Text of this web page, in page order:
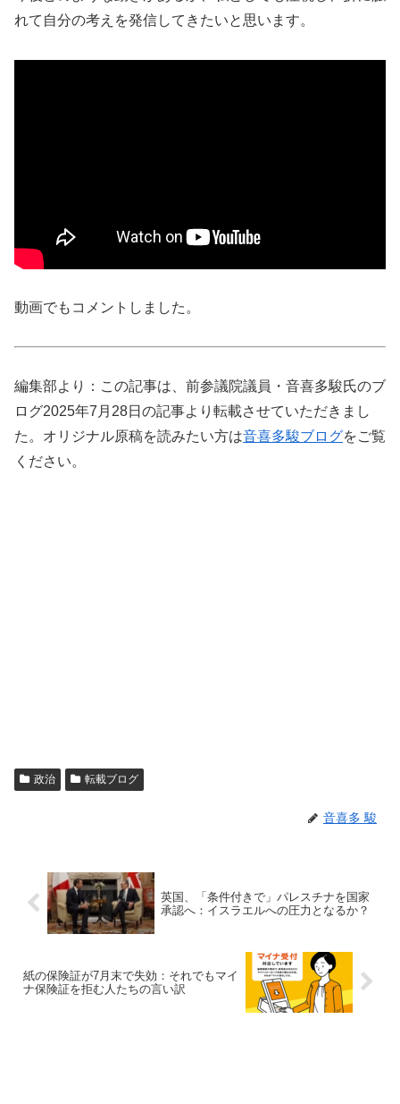
れて自分の考えを発信してきたいと思います。
動画でもコメントしました。
編集部より：この記事は、前参議院議員・音喜多駿氏のブ
ログ2025年7月28日の記事より転載させていただきまし
た。オリジナル原稿を読みたい方は音喜多駿ブログをご覧
ください。
政治 転載ブログ
音喜多 駿
英国、「条件付きで」パレスチナを国家
承認へ：イスラエルへの圧力となるか？
紙の保険証が7月末で失効：それでもマイ
ナ保険証を拒む人たちの言い訳